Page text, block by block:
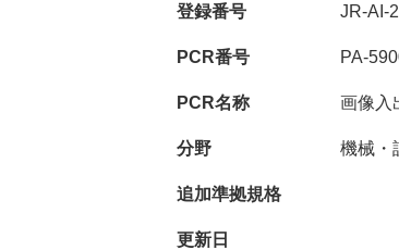
登録番号 JR-AI-
PCR番号 PA-
PCR名称 画像入
分野 機械・
追加準拠規格
更新日